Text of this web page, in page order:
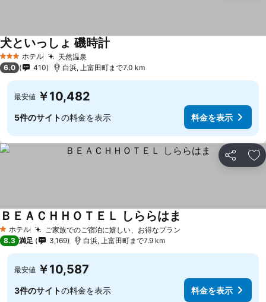
3 ホテルのランク
ホテル 天然温泉
犬といっしょ 磯時計
6.0 410 白浜, 上富田町まで7.0 km
最安値 ￥10,482
5件のサイトの料金を表示 料金を表示
シェア お
1 ホテルのランク
ホテル ご家族でのご宿泊に嬉しい、お得なプラン
ＢＥＡＣＨＨＯＴＥＬ しららはま
8.3 満足 3,169 白浜, 上富田町まで7.9 km
最安値 ￥10,587
3件のサイトの料金を表示 料金を表示